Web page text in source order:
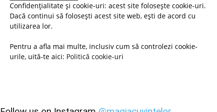
Confidențialitate și cookie-uri: acest site folosește cookie-uri.
Dacă continui să folosești acest site web, ești de acord cu
utilizarea lor.
Pentru a afla mai multe, inclusiv cum să controlezi cookie-
urile, uită-te aici: Politică cookie-uri